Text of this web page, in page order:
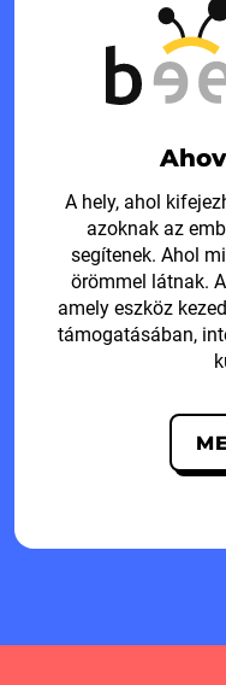
A hely, ahol
azoknak az
segítenek. Ahol
örömmel látnak.
amely eszköz
támogatásában,